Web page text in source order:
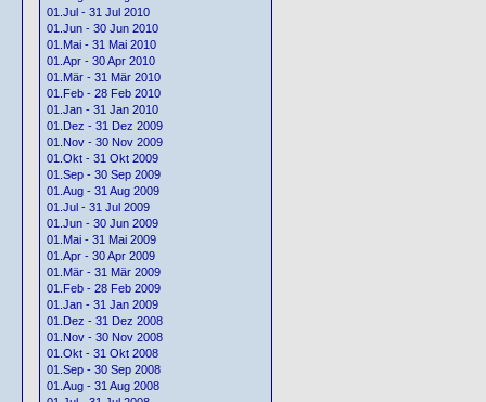
01.Jul - 31 Jul 2010
01.Jun - 30 Jun 2010
01.Mai - 31 Mai 2010
01.Apr - 30 Apr 2010
01.Mär - 31 Mär 2010
01.Feb - 28 Feb 2010
01.Jan - 31 Jan 2010
01.Dez - 31 Dez 2009
01.Nov - 30 Nov 2009
01.Okt - 31 Okt 2009
01.Sep - 30 Sep 2009
01.Aug - 31 Aug 2009
01.Jul - 31 Jul 2009
01.Jun - 30 Jun 2009
01.Mai - 31 Mai 2009
01.Apr - 30 Apr 2009
01.Mär - 31 Mär 2009
01.Feb - 28 Feb 2009
01.Jan - 31 Jan 2009
01.Dez - 31 Dez 2008
01.Nov - 30 Nov 2008
01.Okt - 31 Okt 2008
01.Sep - 30 Sep 2008
01.Aug - 31 Aug 2008